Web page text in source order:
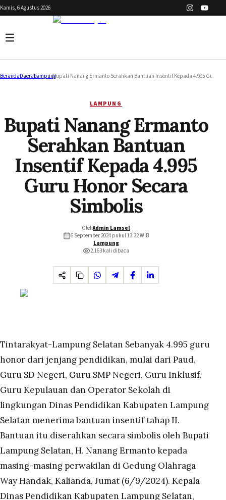
Kamis, 6 Agustus 2026
Beranda/Daerah
/Lampung
/Bupati Nanang Ermanto Serahkan Bantuan Insentif Kepada 4.995 Guru
LAMPUNG
Bupati Nanang Ermanto
Serahkan Bantuan
Insentif Kepada 4.995
Guru Honor Secara
Simbolis
OlehAdmin Lamsel
6 September 2024 pukul 13.32WIB
Lampung
2.163 kali dibaca
Tintarakyat-Lampung Selatan Sebanyak 4.995 guru
honor dari jenjang pendidikan, mulai dari Paud,
Guru SD Negeri, Guru SMP Negeri, Guru Inklusif,
Guru Kepulauan dan Operator Sekolah di
lingkungan Dinas Pendidikan Kabupaten Lampung
Selatan menerima bantuan insentif tahap II.
Bantuan itu diserahkan secara simbolis oleh Bupati
Lampung Selatan, H. Nanang Ermanto kepada
masing-masing perwakilan di Gedung Olahraga
Way Handak, Kalianda, Jumat (6/9/2024). Kepala
Dinas Pendidikan Kabupaten Lampung Selatan,